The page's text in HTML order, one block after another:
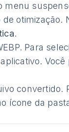
menu
de
.
Para
convertido.
ícone da